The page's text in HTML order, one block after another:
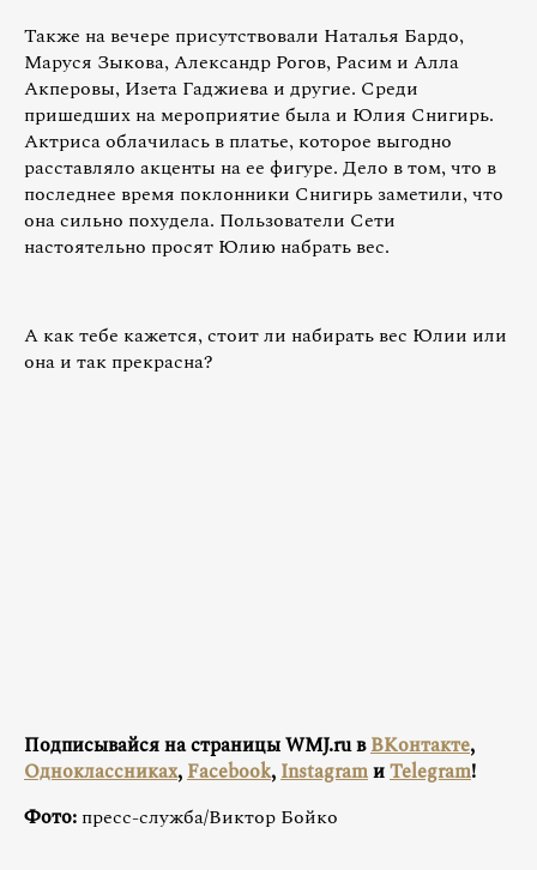
Также на вечере присутствовали Наталья Бардо,
Маруся Зыкова, Александр Рогов, Расим и Алла
Акперовы, Изета Гаджиева и другие. Среди
пришедших на мероприятие была и Юлия Снигирь.
Актриса облачилась в платье, которое выгодно
расставляло акценты на ее фигуре. Дело в том, что в
последнее время поклонники Снигирь заметили, что
она сильно похудела. Пользователи Сети
настоятельно просят Юлию набрать вес.
А как тебе кажется, стоит ли набирать вес Юлии или
она и так прекрасна?
Подписывайся на страницы WMJ.ru вВКонтакте,
Одноклассниках, Facebook, InstagramиTelegram!
Фото: пресс-служба/Виктор Бойко